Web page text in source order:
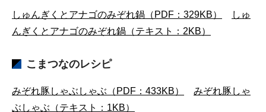
しゅんぎくとアナゴのみぞれ鍋（PDF：329KB）
しゅ
んぎくとアナゴのみぞれ鍋（テキスト：2KB）
こまつなのレシピ
みぞれ豚しゃぶしゃぶ（PDF：433KB）
みぞれ豚しゃ
ぶしゃぶ（テキスト：1KB）